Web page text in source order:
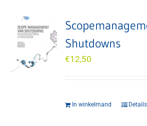
Shutdowns
€12,50
In winkelmand Details